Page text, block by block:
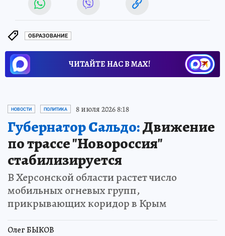
ОБРАЗОВАНИЕ
ЧИТАЙТЕ НАС В МАХ!
НОВОСТИ ПОЛИТИКА 8 июля 2026 8:18
Губернатор Сальдо:Движение
по трассе "Новороссия"
стабилизируется
В Херсонской области растет число
мобильных огневых групп,
прикрывающих коридор в Крым
Олег БЫКОВ